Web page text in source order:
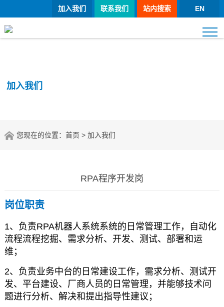
EN
站内搜索
联系我们
加入我们
加入我们
您现在的位置： 首页 > 加入我们
RPA程序开发岗
岗位职责
1、负责RPA机器人系统系统的日常管理工作，自动化
流程流程挖掘、需求分析、开发、测试、部署和运
维；
2、负责业务中台的日常建设工作，需求分析、测试开
发、平台建设、厂商人员的日常管理，并能够技术问
题进行分析、解决和提出指导性建议；